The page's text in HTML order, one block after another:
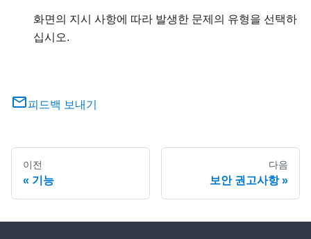
화면의 지시 사항에 따라 발생한 문제의 유형을 선택하
십시오.
피드백 보내기
이전
기능
다음
보안 권고사항